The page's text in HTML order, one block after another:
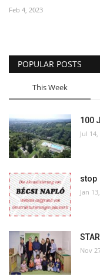
Feb 4, 2023
POPULAR POSTS
This Week
100
Jul
stop
Jan
Nov